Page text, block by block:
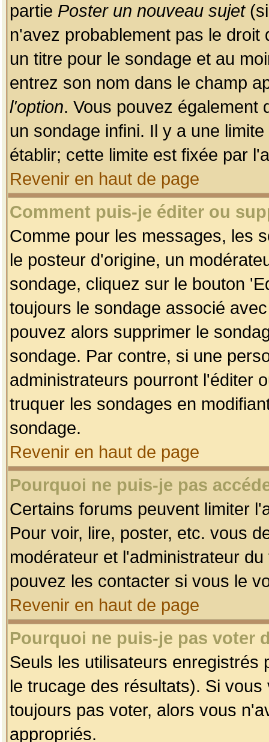
partie Poster un nouveau sujet(si
n'avez probablement pas le
un titre pour le sondage et au
entrez son nom dans le champ
l'option. Vous pouvez également
un sondage infini. Il y a une
établir; cette limite est fixée par
Revenir en haut de page
Comment puis-je éditer ou
Comme pour les messages, les
le posteur d'origine, un
sondage, cliquez sur le bouton
toujours le sondage associé
pouvez alors supprimer le
sondage. Par contre, si une
administrateurs pourront l'éditer
truquer les sondages en
sondage.
Revenir en haut de page
Pourquoi ne puis-je pas
Certains forums peuvent limiter
Pour voir, lire, poster, etc. vous
modérateur et l'administrateur
pouvez les contacter si vous le
Revenir en haut de page
Pourquoi ne puis-je pas voter
Seuls les utilisateurs enregistrés
le trucage des résultats). Si
toujours pas voter, alors vous
appropriés.